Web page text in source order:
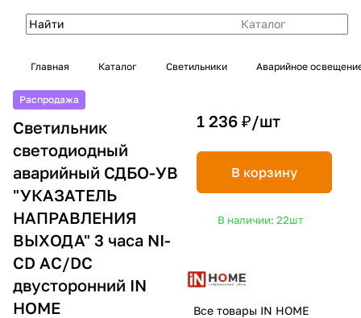
Каталог
Главная Каталог Светильники Аварийное
Распродажа
Светильник
светодиодный
аварийный СДБО-УВ
"УКАЗАТЕЛЬ
НАПРАВЛЕНИЯ
ВЫХОДА" 3 часа NI-
CD AC/DC
двусторонний IN
HOME
1 236 ₽/шт
В корзину
В наличии: 22шт
Все товары IN HOME